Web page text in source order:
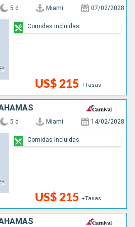
5 d Miami 07/02/2028
US$ 215 +Tasas
Comidas incluidas
5 d Miami 14/02/2028
US$ 215 +Tasas
Comidas incluidas